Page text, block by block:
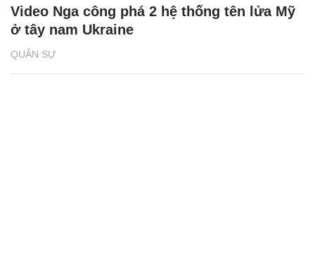
QUÂN SỰ
Video Nga công phá 2 hệ thống tên lửa Mỹ
ở tây nam Ukraine